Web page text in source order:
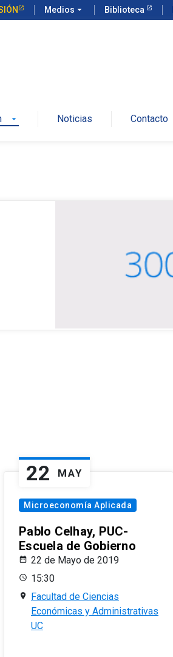
Medios arrow_drop_down Biblioteca
arrow_drop_down Noticias Contacto
22 MAY
Microeconomía Aplicada
Pablo Celhay, PUC-
Escuela de Gobierno
22 de Mayo de 2019
15:30
Facultad de Ciencias
Económicas y Administrativas
UC